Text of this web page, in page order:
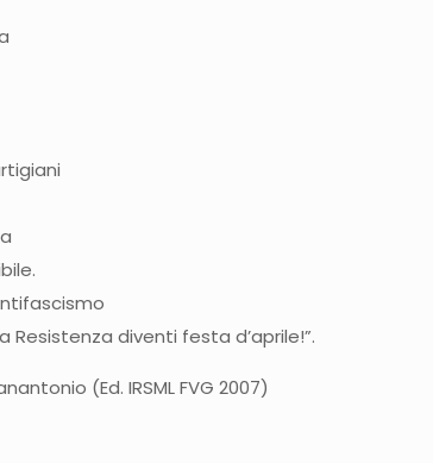
Resistenza diventi festa d’aprile!”.
(Ed. IRSML FVG 2007)